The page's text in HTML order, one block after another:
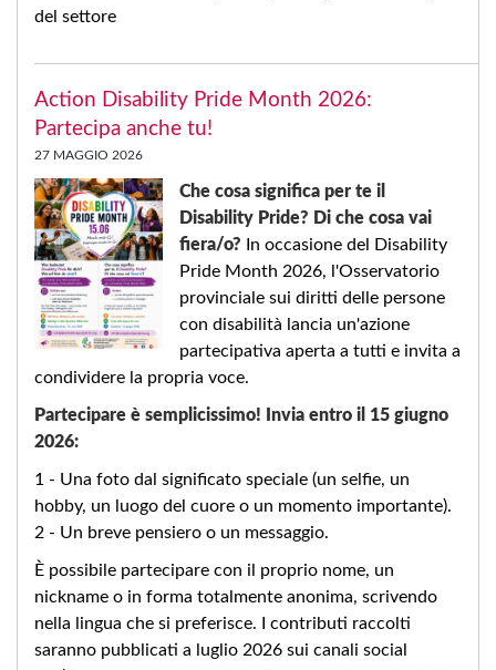
del settore
Action Disability Pride Month 2026:
Partecipa anche tu!
27 MAGGIO 2026
Che cosa significa per te il
Disability Pride? Di che cosa vai
fiera/o? In occasione del Disability
Pride Month 2026, l'Osservatorio
provinciale sui diritti delle persone
con disabilità lancia un'azione
partecipativa aperta a tutti e invita a
condividere la propria voce.
Partecipare è semplicissimo! Invia entro il 15 giugno
2026:
1 - Una foto dal significato speciale (un selfie, un
hobby, un luogo del cuore o un momento importante).
2 - Un breve pensiero o un messaggio.
È possibile partecipare con il proprio nome, un
nickname o in forma totalmente anonima, scrivendo
nella lingua che si preferisce. I contributi raccolti
saranno pubblicati a luglio 2026 sui canali social